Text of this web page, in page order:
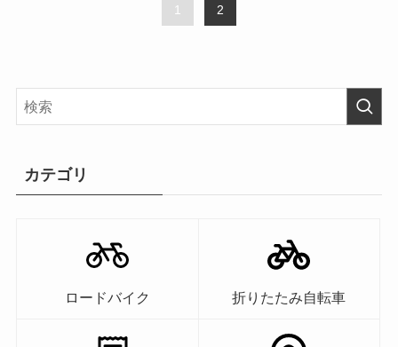
1 2
カテゴリ
ロードバイク 折りたたみ自転車